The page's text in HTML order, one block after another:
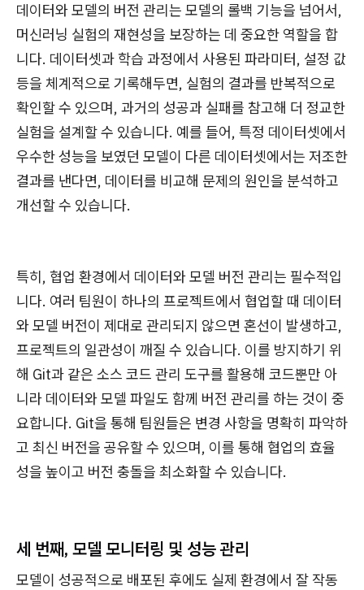
데이터와 모델의 버전 관리는 모델의 롤백 기능을 넘어서,
머신러닝 실험의 재현성을 보장하는 데 중요한 역할을 합
니다. 데이터셋과 학습 과정에서 사용된 파라미터, 설정 값
등을 체계적으로 기록해두면, 실험의 결과를 반복적으로
확인할 수 있으며, 과거의 성공과 실패를 참고해 더 정교한
실험을 설계할 수 있습니다. 예를 들어, 특정 데이터셋에서
우수한 성능을 보였던 모델이 다른 데이터셋에서는 저조한
결과를 낸다면, 데이터를 비교해 문제의 원인을 분석하고
개선할 수 있습니다.
특히, 협업 환경에서 데이터와 모델 버전 관리는 필수적입
니다. 여러 팀원이 하나의 프로젝트에서 협업할 때 데이터
와 모델 버전이 제대로 관리되지 않으면 혼선이 발생하고,
프로젝트의 일관성이 깨질 수 있습니다. 이를 방지하기 위
해 Git과 같은 소스 코드 관리 도구를 활용해 코드뿐만 아
니라 데이터와 모델 파일도 함께 버전 관리를 하는 것이 중
요합니다. Git을 통해 팀원들은 변경 사항을 명확히 파악하
고 최신 버전을 공유할 수 있으며, 이를 통해 협업의 효율
성을 높이고 버전 충돌을 최소화할 수 있습니다.
세 번째, 모델 모니터링 및 성능 관리
모델이 성공적으로 배포된 후에도 실제 환경에서 잘 작동